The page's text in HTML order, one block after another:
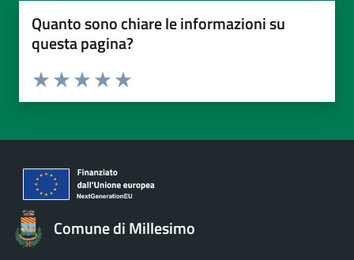
Quanto sono chiare le informazioni su
questa pagina?
Valuta da 1 a 5 stelle la pagina
Valuta 5 stelle su 5
Valuta 4 stelle su 5
Valuta 3 stelle su 5
Valuta 2 stelle su 5
Valuta 1 stelle su 5
Comune di Millesimo